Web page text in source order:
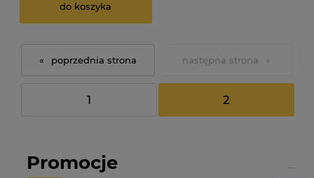
do koszyka
«
1 2
»
Promocje